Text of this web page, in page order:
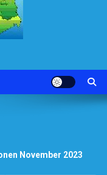
November 2023